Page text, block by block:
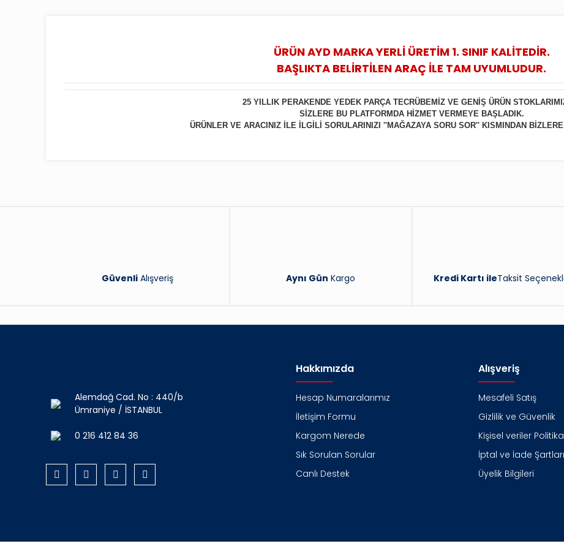
ÜRÜN AYD MARKA YERLİ ÜRETİM 1. SINIF KALİTEDİR.
BAŞLIKTA BELİRTİLEN ARAÇ İLE TAM UYUMLUDUR.
25 YILLIK PERAKENDE YEDEK PARÇA TECRÜBEMİZ VE GENİŞ ÜRÜN
SİZLERE BU PLATFORMDA HİZMET VERMEYE BAŞLADIK.
ÜRÜNLER VE ARACINIZ İLE İLGİLİ SORULARINIZI ''MAĞAZAYA SORU SOR'' KISMINDAN
GüvenliAlışveriş Aynı Gün Kargo Kredi Kartı ileTaksit
Alemdağ Cad. No : 440/b
Ümraniye / İSTANBUL
0 216 412 84 36
Hakkımızda
Hesap Numaralarımız
İletişim Formu
Kargom Nerede
Sık Sorulan Sorular
Canlı Destek
Alışveriş
Mesafeli Satış
Gizlilik ve Güvenlik
Kişisel veriler
İptal ve İade Şartları
Üyelik Bilgileri